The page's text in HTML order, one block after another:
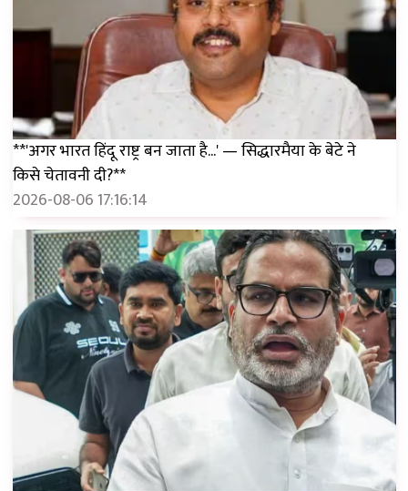
**'अगर भारत हिंदू राष्ट्र बन जाता है...' — सिद्धारमैया के बेटे ने
किसे चेतावनी दी?**
2026-08-06 17:16:14